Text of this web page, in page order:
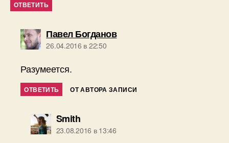
ОТВЕТИТЬ
Павел Богдановпишет:
26.04.2016 в 22:50
Разумеется.
ОТВЕТИТЬ ОТ АВТОРА ЗАПИСИ
Smithпишет:
23.08.2016 в 13:46